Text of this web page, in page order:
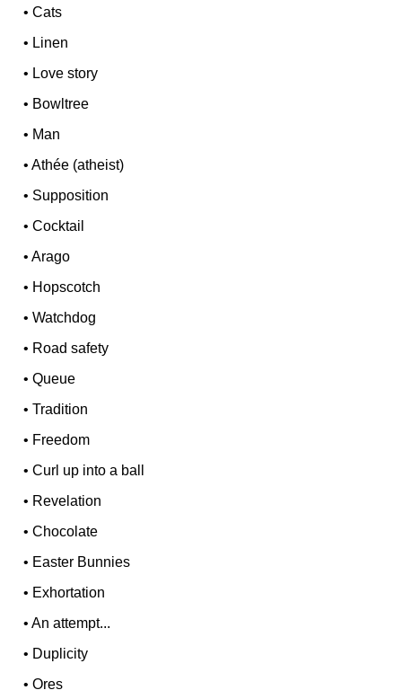
•Cats
• Linen
• Love story
• Bowltree
• Man
•Athée (atheist)
• Supposition
•Cocktail
•Arago
• Hopscotch
•Watchdog
• Road safety
•Queue
•Tradition
• Freedom
•Curl up into a ball
• Revelation
•Chocolate
• Easter Bunnies
• Exhortation
•An attempt...
• Duplicity
•Ores